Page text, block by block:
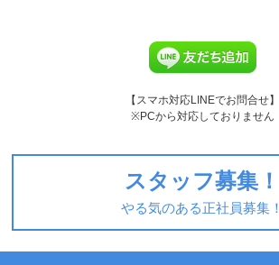
【スマホ対応LINEでお問合せ】
※PCから対応しておりません
スタッフ募集！
やる気のある正社員募集！